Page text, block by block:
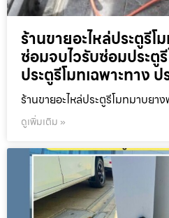
ร้านขายอะไหล่ประตูรี
ซ่อมจบไวรับซ่อมประตู
ประตูรีโมทเฉพาะทาง
ร้านขายอะไหล่ประตูรีโมทมาบยา
ดูเพิ่มเติม »